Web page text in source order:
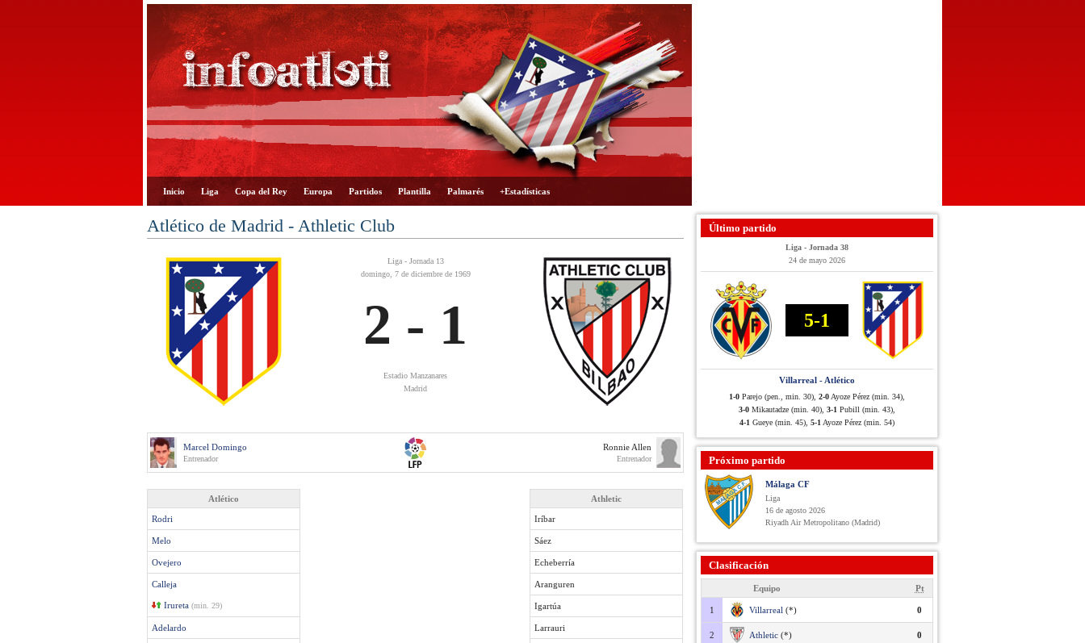
Inicio Liga Copa del Rey Europa Partidos Plantilla Palmarés +Estadísticas
Atlético de Madrid - Athletic Club
Liga - Jornada 13
domingo, 7 de diciembre de 1969
2 - 1
Estadio Manzanares
Madrid
Marcel Domingo
Entrenador
Ronnie Allen
Entrenador
Atlético
Rodri
Melo
Ovejero
Calleja
Irureta (min. 29)
Adelardo
Athletic
Iríbar
Sáez
Echeberría
Aranguren
Igartúa
Larrauri
Último partido
Liga - Jornada 38
24 de mayo 2026
5-1
Villarreal - Atlético
1-0 Parejo (pen., min. 30), 2-0 Ayoze Pérez (min. 34),
3-0 Mikautadze (min. 40), 3-1 Pubill (min. 43),
4-1 Gueye (min. 45), 5-1 Ayoze Pérez (min. 54)
Próximo partido
Málaga CF
Liga
16 de agosto 2026
Riyadh Air Metropolitano (Madrid)
Clasificación
Equipo Pt
1 Villarreal (*) 0
2 Athletic (*) 0